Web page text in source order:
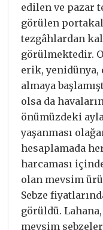
edilen ve pazar
görülen portakal
tezgâhlardan
görülmektedir.
erik, yenidünya,
almaya
olsa da
önümüzdeki
yaşanması
hesaplamada
harcaması
olan mevsim
Sebze
görüldü.
mevsim